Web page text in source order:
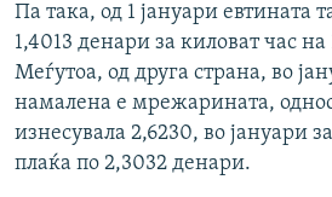
Па така, од 1 јануари евтината
1,4013 денари за киловат час
Меѓутоа, од друга страна, во
намалена е мрежарината,
изнесувала 2,6230, во јануари
плаќа по 2,3032 денари.